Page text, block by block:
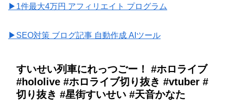
▶1件最大4万円 アフィリエイト プログラム
▶SEO対策 ブログ記事 自動作成 AIツール
すいせい列車にれっつごー！ #ホロライブ
#hololive #ホロライブ切り抜き #vtuber #
切り抜き #星街すいせい #天音かなた